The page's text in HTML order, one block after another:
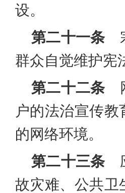
设。
第二十一条
群众自觉维护宪
第二十二条
户的法治宣传
的网络环境。
第二十三条
故灾难、公共卫